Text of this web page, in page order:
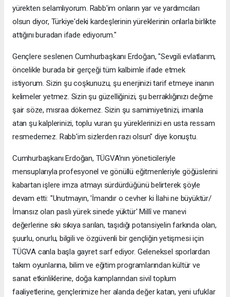
yürekten selamlıyorum. Rabb'im onların yar ve yardımcıları
olsun diyor, Türkiye'deki kardeşlerinin yüreklerinin onlarla birlikte
attığını buradan ifade ediyorum."
Gençlere seslenen Cumhurbaşkanı Erdoğan, "Sevgili evlatlarım,
öncelikle burada bir gerçeği tüm kalbimle ifade etmek
istiyorum. Sizin şu coşkunuzu, şu enerjinizi tarif etmeye inanın
kelimeler yetmez. Sizin şu güzelliğinizi, şu berraklığınızı değme
şair söze, mısraa dökemez. Sizin şu samimiyetinizi, imanla
atan şu kalplerinizi, toplu vuran şu yüreklerinizi en usta ressam
resmedemez. Rabb'im sizlerden razı olsun" diye konuştu.
Cumhurbaşkanı Erdoğan, TÜGVA'nın yöneticileriyle
mensuplarıyla profesyonel ve gönüllü eğitmenleriyle göğüslerini
kabartan işlere imza atmayı sürdürdüğünü belirterek şöyle
devam etti: "Unutmayın, 'İmandır o cevher ki İlahi ne büyüktür/
İmansız olan paslı yürek sinede yüktür' Millî ve manevi
değerlerine sıkı sıkıya sarılan, taşıdığı potansiyelin farkında olan,
şuurlu, onurlu, bilgili ve özgüvenli bir gençliğin yetişmesi için
TÜGVA canla başla gayret sarf ediyor. Geleneksel sporlardan
takım oyunlarına, bilim ve eğitim programlarından kültür ve
sanat etkinliklerine, doğa kamplarından sivil toplum
faaliyetlerine, gençlerimize her alanda değer katan, yeni ufuklar